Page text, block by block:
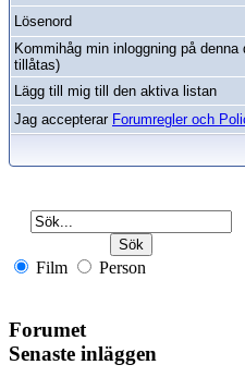
Lösenord
Kommihåg min inloggning på
tillåtas)
Lägg till mig till den aktiva listan
Jag accepterar Forumregler och
Film Person
Forumet
Senaste inläggen